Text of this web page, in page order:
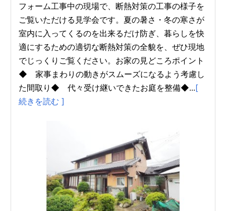
フォーム工事中の現場で、断熱対策の工事の様子を
ご覧いただける見学会です。夏の暑さ・冬の寒さが
室内に入ってくるのを出来るだけ防ぎ、暮らしを快
適にするための適切な断熱対策の全貌を、ぜひ現地
でじっくりご覧ください。お家の見どころポイント
◆ 家事まわりの動きがスムーズになるよう考慮し
た間取り◆ 代々受け継いできたお庭を整備◆...[
続きを読む ]